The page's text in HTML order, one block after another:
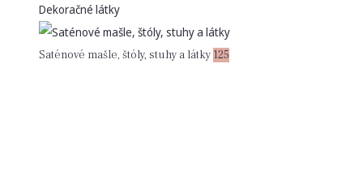
Dekoračné látky
Saténové mašle, štóly, stuhy a látky 125